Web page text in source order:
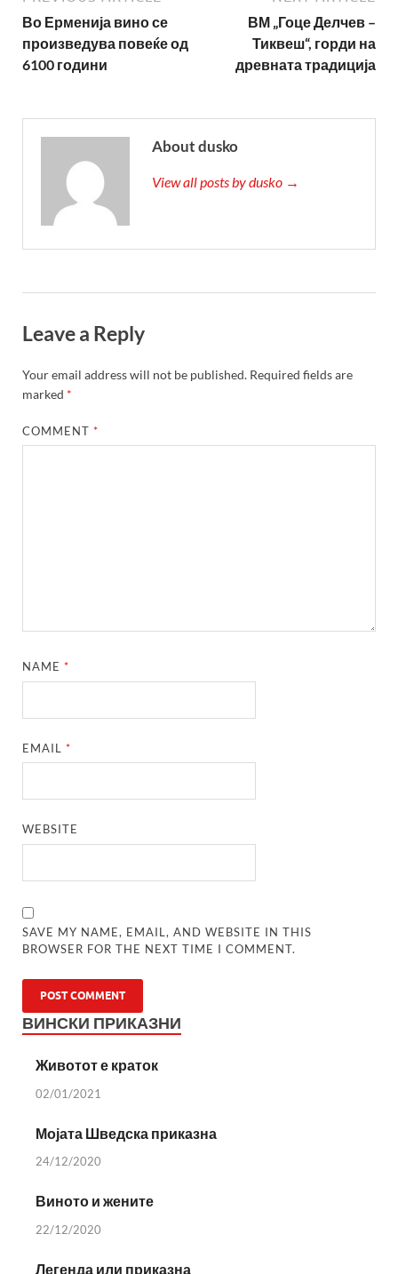
Во Ерменија вино се
произведува повеќе од
6100 години
ВМ „Гоце Делчев –
Тиквеш“, горди на
древната традиција
About dusko
View all posts by dusko →
Leave a Reply
Your email address will not be published. Required fields are
marked *
COMMENT*
NAME*
EMAIL*
WEBSITE
SAVE MY NAME, EMAIL, AND WEBSITE IN THIS
BROWSER FOR THE NEXT TIME I COMMENT.
ВИНСКИ ПРИКАЗНИ
Животот е краток
02/01/2021
Мојата Шведска приказна
24/12/2020
Виното и жените
22/12/2020
Легенда или приказна